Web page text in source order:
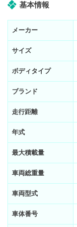
基本情報
メーカー
サイズ
ボディタイプ
ブランド
走行距離
年式
最大積載量
車両総重量
車両型式
車体番号